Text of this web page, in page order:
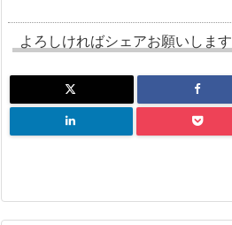
よろしければシェアお願いします